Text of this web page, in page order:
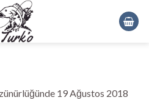
19 Ağustos 2018